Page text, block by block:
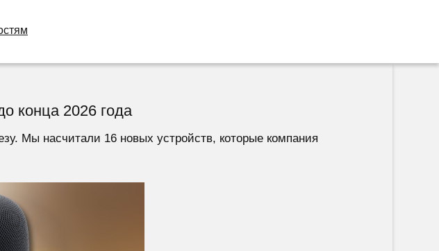
конца 2026 года
Мы насчитали 16 новых устройств, которые компания